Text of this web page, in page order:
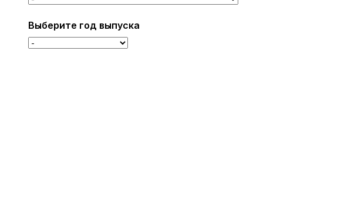
Выберите год выпуска